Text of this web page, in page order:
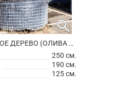
search
ОЛИВКОВОЕ ДЕРЕВО (ОЛИВА ЕВРОПЕЙСКАЯ)
250 см.
190 см.
125 см.